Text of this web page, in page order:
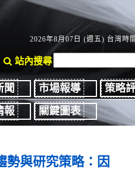
2026年8月07日 (週五) 台灣時
站內搜尋
聞 市場報導
策略
報
關鍵圖表
勢與研究策略：因